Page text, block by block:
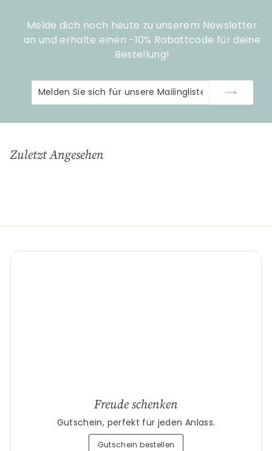
Melde dich noch heute zu unserem Newsletter
an und erhalte einen -10% Rabattcode für deine
Bestellung!
Melden
Sie
für
Abonnieren
Zuletzt Angesehen
Freude schenken
Gutschein, perfekt für jeden Anlass.
Gutschein bestellen